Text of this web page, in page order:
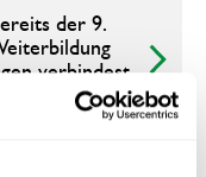
der 9.
verbindest